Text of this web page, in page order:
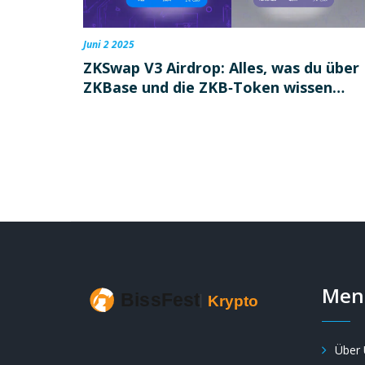
Juni 2 2025
ZKSwap V3 Airdrop: Alles, was du über
ZKBase und die ZKB‑Token wissen
Über